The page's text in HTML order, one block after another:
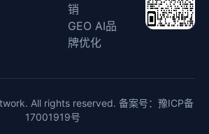
销
GEO AI品
牌优化
All rights reserved. 备案号： 豫ICP备
17001919号